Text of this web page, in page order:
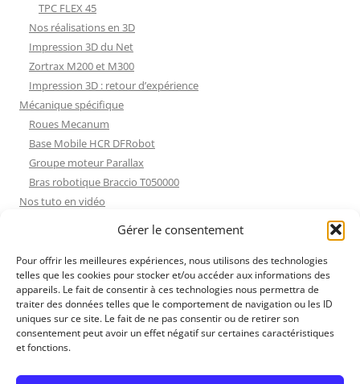
Gérer le consentement
Pour offrir les meilleures expériences, nous utilisons des technologies
telles que les cookies pour stocker et/ou accéder aux informations des
appareils. Le fait de consentir à ces technologies nous permettra de
traiter des données telles que le comportement de navigation ou les ID
uniques sur ce site. Le fait de ne pas consentir ou de retirer son
consentement peut avoir un effet négatif sur certaines caractéristiques
et fonctions.
TPC FLEX 45
Nos réalisations en 3D
Impression 3D du Net
Zortrax M200 et M300
Impression 3D : retour d’expérience
Mécanique spécifique
Roues Mecanum
Base Mobile HCR DFRobot
Groupe moteur Parallax
Bras robotique Braccio T050000
Nos tuto en vidéo
Les Moteurs Pas à Pas
Projets Processing
Amélioration de l’habitat
Tir sportif
Fichiers dessin
Fichiers dessin
Contact et mentions légales